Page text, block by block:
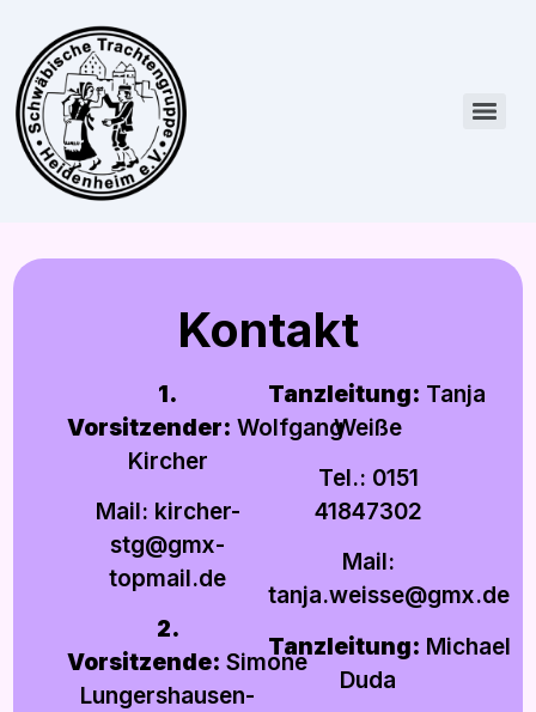
Kontakt
1.
Vorsitzender: Wolfgang
Kircher
Mail: kircher-
stg@gmx-
topmail.de
2.
Vorsitzende: Simone
Lungershausen-
Tanzleitung: Tanja
Weiße
Tel.: 0151
41847302
Mail:
tanja.weisse@gmx.de
Tanzleitung: Michael
Duda